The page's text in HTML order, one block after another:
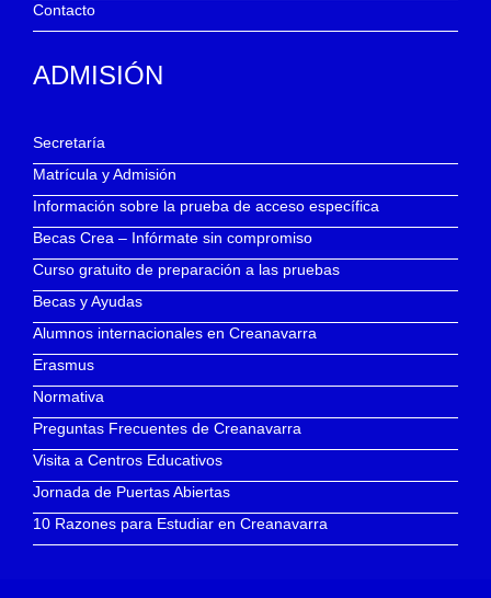
Contacto
ADMISIÓN
Secretaría
Matrícula y Admisión
Información sobre la prueba de acceso específica
Becas Crea – Infórmate sin compromiso
Curso gratuito de preparación a las pruebas
Becas y Ayudas
Alumnos internacionales en Creanavarra
Erasmus
Normativa
Preguntas Frecuentes de Creanavarra
Visita a Centros Educativos
Jornada de Puertas Abiertas
10 Razones para Estudiar en Creanavarra